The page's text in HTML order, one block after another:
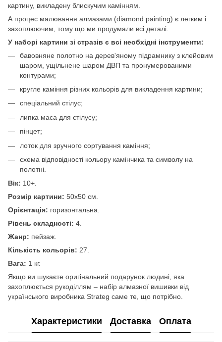
картину, викладену блискучим камінням.
А процес малювання алмазами (diamond painting) є легким і
захоплюючим, тому що ми продумали всі деталі.
У наборі картини зі стразів є всі необхідні інструменти:
бавовняне полотно на дерев'яному підрамнику з клейовим
шаром, ущільнене шаром ДВП та пронумерованими
контурами;
кругле каміння різних кольорів для викладення картини;
спеціальний стілус;
липка маса для стілусу;
пінцет;
лоток для зручного сортування каміння;
схема відповідності кольору камінчика та символу на
полотні.
Вік: 10+.
Розмір картини: 50х50 см.
Орієнтація: горизонтальна.
Рівень складності: 4.
Жанр: пейзаж.
Кількість кольорів: 27.
Вага: 1 кг.
Якщо ви шукаєте оригінальний подарунок людині, яка
захоплюється рукоділлям – набір алмазної вишивки від
українського виробника Strateg саме те, що потрібно.
Характеристики Доставка Оплата